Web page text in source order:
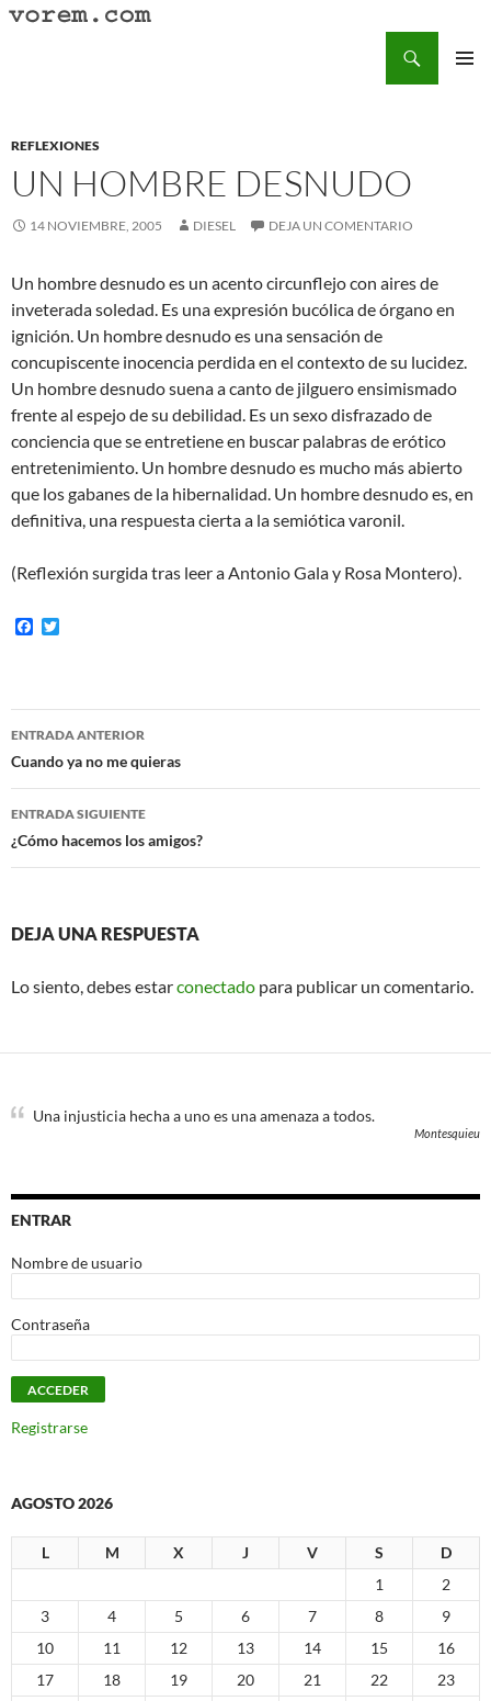
Saltar
REFLEXIONES
UN HOMBRE DESNUDO
14 NOVIEMBRE, 2005 DIESEL DEJA UN COMENTARIO
Un hombre desnudo es un acento circunflejo con aires de
inveterada soledad. Es una expresión bucólica de órgano en
ignición. Un hombre desnudo es una sensación de
concupiscente inocencia perdida en el contexto de su lucidez.
Un hombre desnudo suena a canto de jilguero ensimismado
frente al espejo de su debilidad. Es un sexo disfrazado de
conciencia que se entretiene en buscar palabras de erótico
entretenimiento. Un hombre desnudo es mucho más abierto
que los gabanes de la hibernalidad. Un hombre desnudo es, en
definitiva, una respuesta cierta a la semiótica varonil.
(Reflexión surgida tras leer a Antonio Gala y Rosa Montero).
F
o
o
e
r
Navegación
de
entradas
ENTRADA ANTERIOR
Cuando ya no me quieras
ENTRADA SIGUIENTE
¿Cómo hacemos los amigos?
DEJA UNA RESPUESTA
Lo siento, debes estarconectado para publicar un comentario.
Una injusticia hecha a uno es una amenaza a todos.
Montesquieu
ENTRAR
Nombre de usuario
Contraseña
Registrarse
AGOSTO 2026
L M X J V S
D
1
2
3
4 5 6 7 8
9
10
11 12 13 14 15
16
17
18 19 20 21 22
23